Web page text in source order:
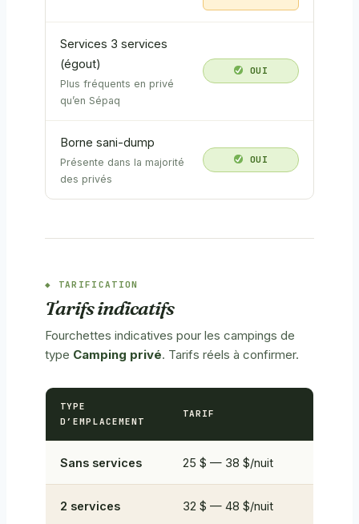
Services 3 services
(égout)
Plus fréquents en privé
qu’en Sépaq
OUI
Borne sani-dump
Présente dans la majorité
des privés
OUI
TARIFICATION
Tarifs indicatifs
Fourchettes indicatives pour les campings de
type Camping privé. Tarifs réels à confirmer.
TYPE
D’EMPLACEMENT
TARIF
Sans services 25 $ — 38 $/nuit
2 services 32 $ — 48 $/nuit